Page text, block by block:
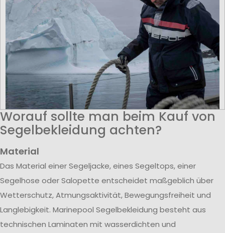
Worauf sollte man beim Kauf von
Segelbekleidung achten?
Material
Das Material einer Segeljacke, eines Segeltops, einer
Segelhose oder Salopette entscheidet maßgeblich über
Wetterschutz, Atmungsaktivität, Bewegungsfreiheit und
Langlebigkeit. Marinepool Segelbekleidung besteht aus
technischen Laminaten mit wasserdichten und